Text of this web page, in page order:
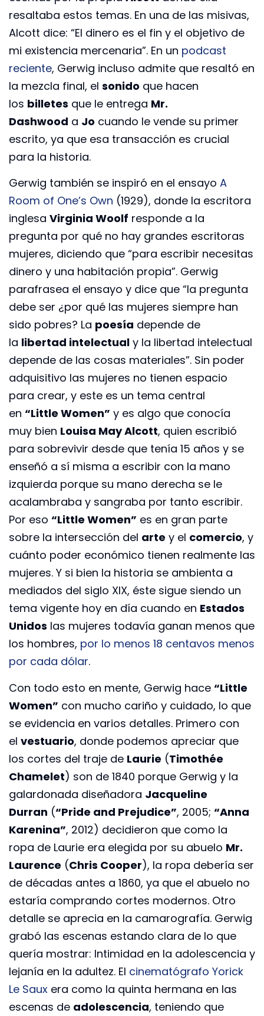
resaltaba estos temas. En una de las misivas,
Alcott dice: “El dinero es el fin y el objetivo de
mi existencia mercenaria”. En un podcast
reciente, Gerwig incluso admite que resaltó en
la mezcla final, el sonido que hacen
los billetes que le entrega Mr.
Dashwood a Jo cuando le vende su primer
escrito, ya que esa transacción es crucial
para la historia.
Gerwig también se inspiró en el ensayo A
Room of One’s Own (1929), donde la escritora
inglesa Virginia Woolf responde a la
pregunta por qué no hay grandes escritoras
mujeres, diciendo que “para escribir necesitas
dinero y una habitación propia”. Gerwig
parafrasea el ensayo y dice que “la pregunta
debe ser ¿por qué las mujeres siempre han
sido pobres? La poesía depende de
la libertad intelectual y la libertad intelectual
depende de las cosas materiales”. Sin poder
adquisitivo las mujeres no tienen espacio
para crear, y este es un tema central
en “Little Women” y es algo que conocía
muy bien Louisa May Alcott, quien escribió
para sobrevivir desde que tenía 15 años y se
enseñó a sí misma a escribir con la mano
izquierda porque su mano derecha se le
acalambraba y sangraba por tanto escribir.
Por eso “Little Women” es en gran parte
sobre la intersección del arte y el comercio, y
cuánto poder económico tienen realmente las
mujeres. Y si bien la historia se ambienta a
mediados del siglo XIX, éste sigue siendo un
tema vigente hoy en día cuando en Estados
Unidos las mujeres todavía ganan menos que
los hombres, por lo menos 18 centavos menos
por cada dólar.
Con todo esto en mente, Gerwig hace “Little
Women” con mucho cariño y cuidado, lo que
se evidencia en varios detalles. Primero con
el vestuario, donde podemos apreciar que
los cortes del traje de Laurie (Timothée
Chamelet) son de 1840 porque Gerwig y la
galardonada diseñadora Jacqueline
Durran (“Pride and Prejudice”, 2005; “Anna
Karenina”, 2012) decidieron que como la
ropa de Laurie era elegida por su abuelo Mr.
Laurence (Chris Cooper), la ropa debería ser
de décadas antes a 1860, ya que el abuelo no
estaría comprando cortes modernos. Otro
detalle se aprecia en la camarografía. Gerwig
grabó las escenas estando clara de lo que
quería mostrar: Intimidad en la adolescencia y
lejanía en la adultez. El cinematógrafo Yorick
Le Saux era como la quinta hermana en las
escenas de adolescencia, teniendo que